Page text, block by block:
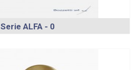
Serie ALFA - 0